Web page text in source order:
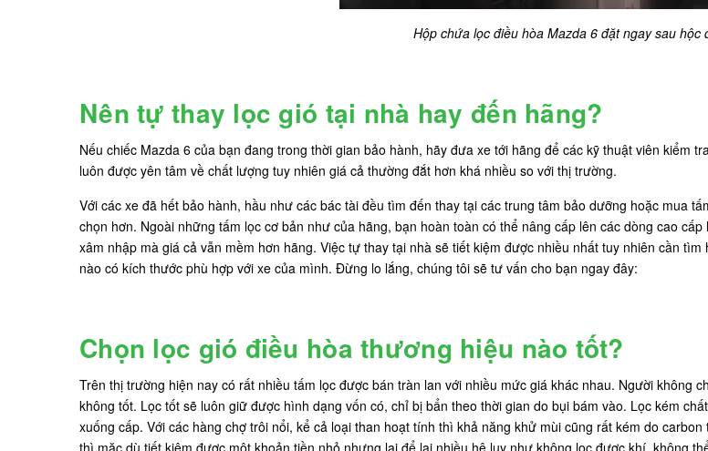
Hộp chứa lọc điều hòa Mazda 6 đặt ngay sau hộc
Nên tự thay lọc gió tại nhà hay đến hãng?
Nếu chiếc Mazda 6 của bạn đang trong thời gian bảo hành, hãy đưa xe tới hãng để các kỹ thuật viên kiểm
luôn được yên tâm về chất lượng tuy nhiên giá cả thường đắt hơn khá nhiều so với thị trường.
Với các xe đã hết bảo hành, hầu như các bác tài đều tìm đến thay tại các trung tâm bảo dưỡng hoặc mua
chọn hơn. Ngoài những tấm lọc cơ bản như của hãng, bạn hoàn toàn có thể nâng cấp lên các dòng cao
xâm nhập mà giá cả vẫn mềm hơn hãng. Việc tự thay tại nhà sẽ tiết kiệm được nhiều nhất tuy nhiên cần
nào có kích thước phù hợp với xe của mình. Đừng lo lắng, chúng tôi sẽ tư vấn cho bạn ngay đây:
Chọn lọc gió điều hòa thương hiệu nào tốt?
Trên thị trường hiện nay có rất nhiều tấm lọc được bán tràn lan với nhiều mức giá khác nhau. Người không
không tốt. Lọc tốt sẽ luôn giữ được hình dạng vốn có, chỉ bị bẩn theo thời gian do bụi bám vào. Lọc kém
xuống cấp. Với các hàng chợ trôi nổi, kể cả loại than hoạt tính thì khả năng khử mùi cũng rất kém do
thì mặc dù tiết kiệm được một khoản tiền nhỏ nhưng lại để lại nhiều hệ lụy như không lọc được khí, không